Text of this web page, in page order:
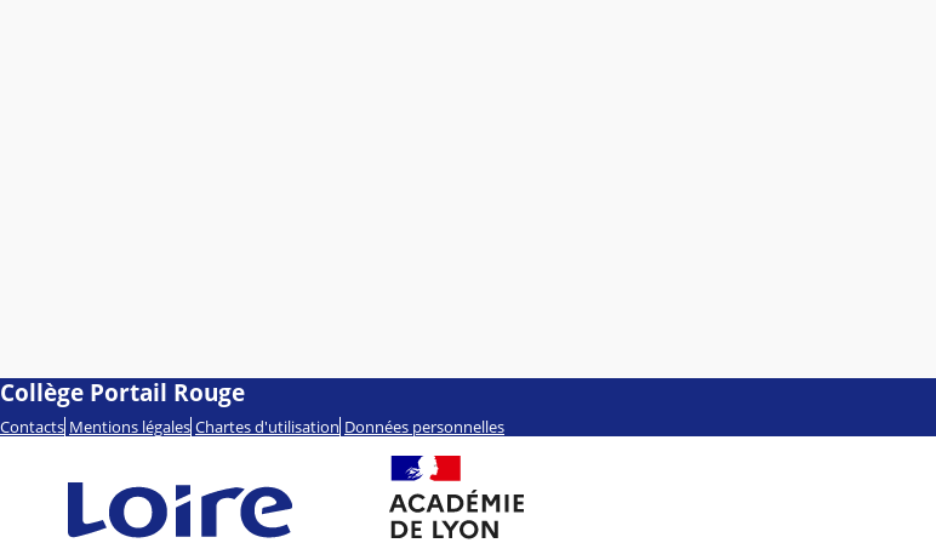
Collège Portail Rouge
Contacts Mentions légales Chartes d'utilisation Données personnelles